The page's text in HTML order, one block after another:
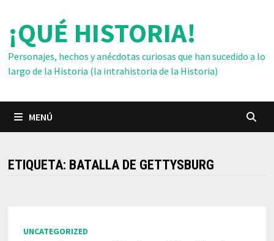
contenido
¡QUÉ HISTORIA!
Personajes, hechos y anécdotas curiosas que han sucedido a lo
largo de la Historia (la intrahistoria de la Historia)
MENÚ
ETIQUETA: BATALLA DE GETTYSBURG
UNCATEGORIZED